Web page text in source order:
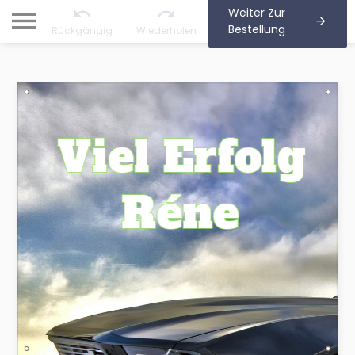
Rückgängig Wiederholen
Weiter Zur
Bestellung